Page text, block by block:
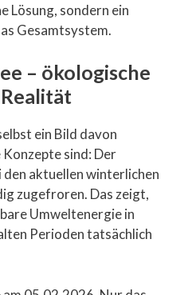
Lösung, sondern ein
Gesamtsystem.
– ökologische
ein Bild davon
sind: Der
aktuellen winterlichen
zugefroren. Das zeigt,
Umweltenergie in
Perioden tatsächlich